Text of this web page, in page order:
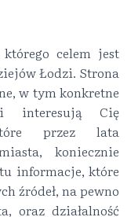
celem jest
Łodzi. Strona
w tym konkretne
interesują Cię
przez lata
koniecznie
informacje, które
źródeł, na pewno
oraz działalność